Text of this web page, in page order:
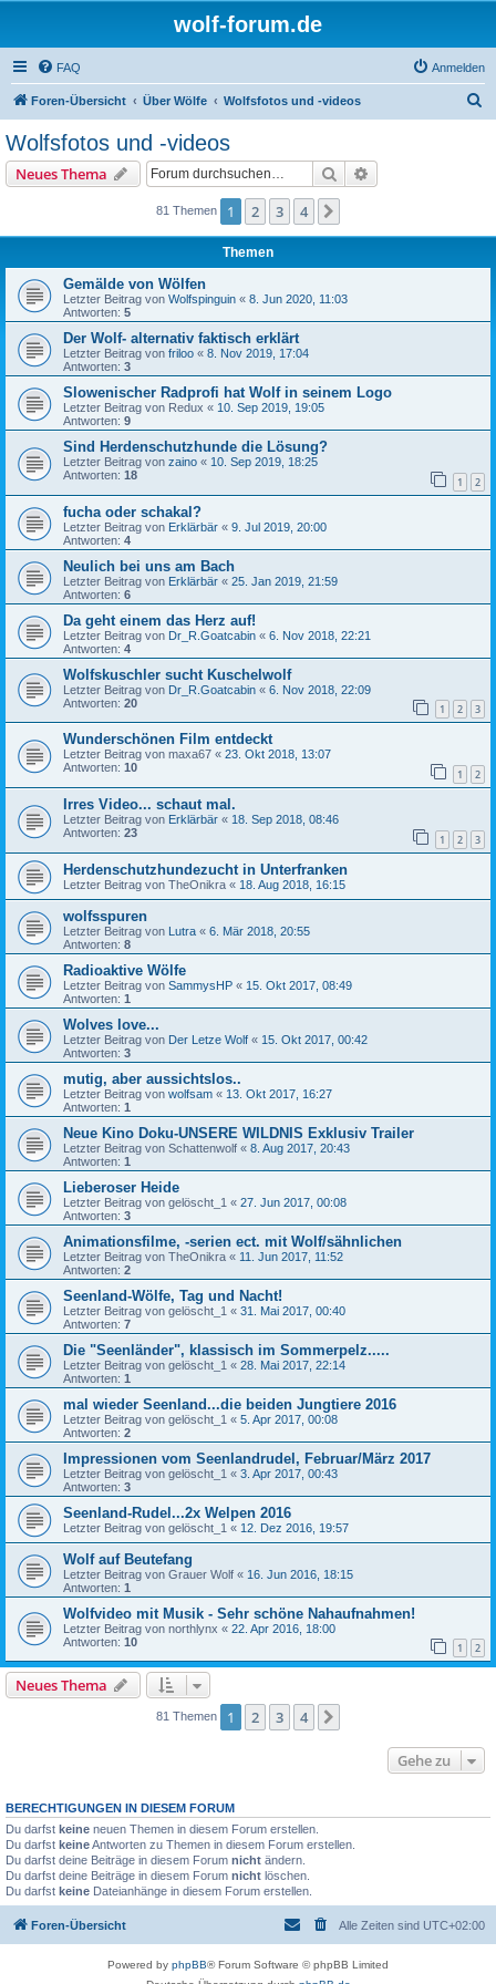
wolf-forum.de
FAQ Anmelden
Foren-Übersicht Über Wölfe Wolfsfotos und -videos
Wolfsfotos und -videos
Neues Thema Suche
81 Themen 1 2 3 4
Themen
Gemälde von Wölfen
Letzter Beitrag von Wolfspinguin « 8. Jun 2020, 11:03
Antworten: 5
Der Wolf- alternativ faktisch erklärt
Letzter Beitrag von friloo « 8. Nov 2019, 17:04
Antworten: 3
Slowenischer Radprofi hat Wolf in seinem Logo
Letzter Beitrag von Redux « 10. Sep 2019, 19:05
Antworten: 9
Sind Herdenschutzhunde die Lösung?
Letzter Beitrag von zaino « 10. Sep 2019, 18:25
Antworten: 18 1 2
fucha oder schakal?
Letzter Beitrag von Erklärbär « 9. Jul 2019, 20:00
Antworten: 4
Neulich bei uns am Bach
Letzter Beitrag von Erklärbär « 25. Jan 2019, 21:59
Antworten: 6
Da geht einem das Herz auf!
Letzter Beitrag von Dr_R.Goatcabin « 6. Nov 2018, 22:21
Antworten: 4
Wolfskuschler sucht Kuschelwolf
Letzter Beitrag von Dr_R.Goatcabin « 6. Nov 2018, 22:09
Antworten: 20 1 2 3
Wunderschönen Film entdeckt
Letzter Beitrag von maxa67 « 23. Okt 2018, 13:07
Antworten: 10 1 2
Irres Video... schaut mal.
Letzter Beitrag von Erklärbär « 18. Sep 2018, 08:46
Antworten: 23 1 2 3
Herdenschutzhundezucht in Unterfranken
Letzter Beitrag von TheOnikra « 18. Aug 2018, 16:15
wolfsspuren
Letzter Beitrag von Lutra « 6. Mär 2018, 20:55
Antworten: 8
Radioaktive Wölfe
Letzter Beitrag von SammysHP « 15. Okt 2017, 08:49
Antworten: 1
Wolves love...
Letzter Beitrag von Der Letze Wolf « 15. Okt 2017, 00:42
Antworten: 3
mutig, aber aussichtslos..
Letzter Beitrag von wolfsam « 13. Okt 2017, 16:27
Antworten: 1
Neue Kino Doku-UNSERE WILDNIS Exklusiv Trailer
Letzter Beitrag von Schattenwolf « 8. Aug 2017, 20:43
Antworten: 1
Lieberoser Heide
Letzter Beitrag von gelöscht_1 « 27. Jun 2017, 00:08
Antworten: 3
Animationsfilme, -serien ect. mit Wolf/sähnlichen
Letzter Beitrag von TheOnikra « 11. Jun 2017, 11:52
Antworten: 2
Seenland-Wölfe, Tag und Nacht!
Letzter Beitrag von gelöscht_1 « 31. Mai 2017, 00:40
Antworten: 7
Die "Seenländer", klassisch im Sommerpelz.....
Letzter Beitrag von gelöscht_1 « 28. Mai 2017, 22:14
Antworten: 1
mal wieder Seenland...die beiden Jungtiere 2016
Letzter Beitrag von gelöscht_1 « 5. Apr 2017, 00:08
Antworten: 2
Impressionen vom Seenlandrudel, Februar/März 2017
Letzter Beitrag von gelöscht_1 « 3. Apr 2017, 00:43
Antworten: 3
Seenland-Rudel...2x Welpen 2016
Letzter Beitrag von gelöscht_1 « 12. Dez 2016, 19:57
Wolf auf Beutefang
Letzter Beitrag von Grauer Wolf « 16. Jun 2016, 18:15
Antworten: 1
Wolfvideo mit Musik - Sehr schöne Nahaufnahmen!
Letzter Beitrag von northlynx « 22. Apr 2016, 18:00
Antworten: 10 1 2
Neues Thema
81 Themen 1 2 3 4
Gehe zu
BERECHTIGUNGEN IN DIESEM FORUM
Du darfst keine neuen Themen in diesem Forum erstellen.
Du darfst keineAntworten zu Themen in diesem Forum erstellen.
Du darfst deine Beiträge in diesem Forum nicht ändern.
Du darfst deine Beiträge in diesem Forum nicht löschen.
Du darfst keine Dateianhänge in diesem Forum erstellen.
Foren-Übersicht Alle Zeiten sind UTC+02:00
Powered by phpBB® Forum Software © phpBB Limited